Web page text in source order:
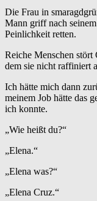
Die Frau in
Mann griff nach
Peinlichkeit retten.
Reiche Menschen
dem sie nicht raffiniert
Ich hätte mich dann
meinem Job hätte das
ich konnte.
„Wie heißt du?“
„Elena.“
„Elena was?“
„Elena Cruz.“